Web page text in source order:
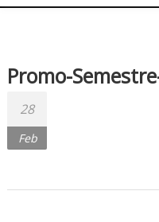
una
nuova
era
per
il
e
Promo-
28
Feb